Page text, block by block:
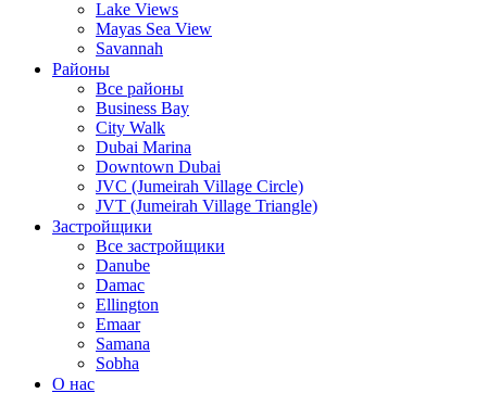
Lake Views
Mayas Sea View
Savannah
Районы
Все районы
Business Bay
City Walk
Dubai Marina
Downtown Dubai
JVC (Jumeirah Village Circle)
JVT (Jumeirah Village Triangle)
Застройщики
Все застройщики
Danube
Damac
Ellington
Emaar
Samana
Sobha
О нас